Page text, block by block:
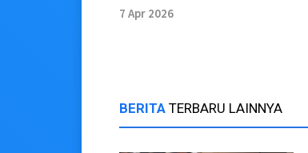
yang Terdampak Banjir
7 Apr 2026
BERITA TERBARU LAINNYA